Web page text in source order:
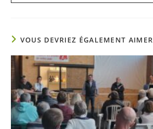
VOUS DEVRIEZ ÉGALEMENT AIMER